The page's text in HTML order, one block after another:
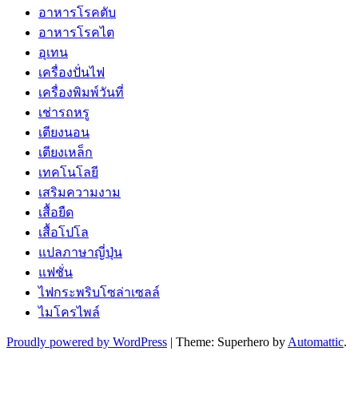
อาหารโรคตับ
อาหารโรคไต
อุเทน
เครื่องปั่นไฟ
เครื่องพิมพ์วันที่
เช่ารถหรู
เตียงนอน
เตียงเหล็ก
เทคโนโลยี
เสริมความงาม
เสื้อยืด
เสื้อโปโล
แปลภาษาญี่ปุ่น
แฟชั่น
ไฟกระพริบโซล่าเซลล์
ไมโครไพล์
Proudly powered by WordPress | Theme: Superhero by Automattic.